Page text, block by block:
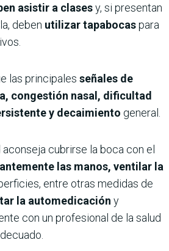
asistir a clasesy, si presentan
deben utilizar tapabocaspara
las principales señales de
congestión nasal, dificultad
y decaimiento general.
aconseja cubrirse la boca con el
las manos, ventilar la
entre otras medidas de
la automedicación y
con un profesional de la salud